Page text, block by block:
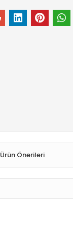
Ürün Önerileri